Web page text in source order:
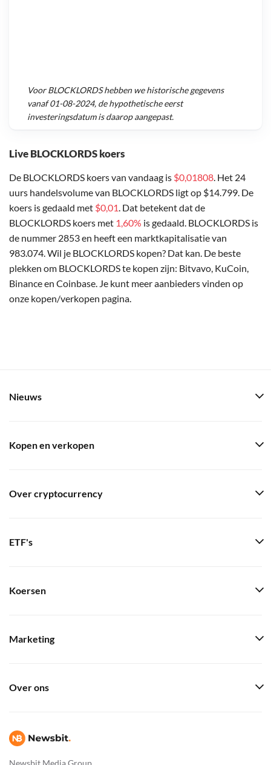
Live BLOCKLORDS koers
De BLOCKLORDS koers van vandaag is $0,01808. Het 24
uurs handelsvolume van BLOCKLORDS ligt op $14.799. De
koers is gedaald met $0,01. Dat betekent dat de
BLOCKLORDS koers met 1,60% is gedaald. BLOCKLORDS is
de nummer 2853 en heeft een marktkapitalisatie van
983.074. Wil je BLOCKLORDS kopen? Dat kan. De beste
plekken om BLOCKLORDS te kopen zijn: Bitvavo, KuCoin,
Binance en Coinbase. Je kunt meer aanbieders vinden op
onze kopen/verkopen pagina.
VoorBLOCKLORDShebben we historische gegevens
vanaf01-08-2024, de hypothetische eerst
investeringsdatum is daarop aangepast.
Newsbit Media Group
Nieuws
Kopen en verkopen
Over cryptocurrency
ETF's
Koersen
Marketing
Over ons